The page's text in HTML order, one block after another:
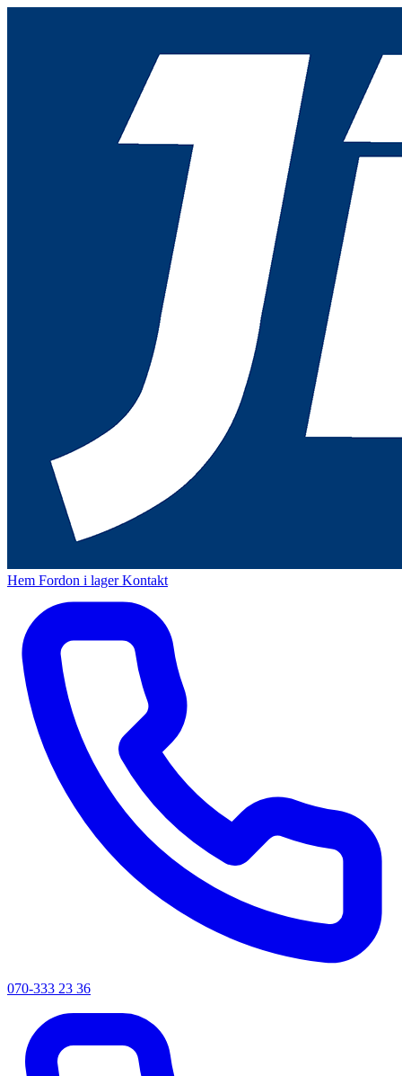
Hem Fordon i lagerKontakt
070-333 23 36